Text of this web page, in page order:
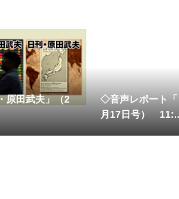
原田武夫」（2
◇音声レポート「
月17日号）